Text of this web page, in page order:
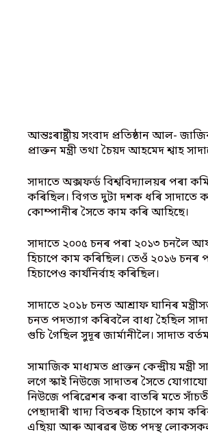
আন্তঃৰাষ্ট্ৰীয় সংবাদ প্ৰতিষ্ঠান আল-
প্ৰাক্তন মন্ত্ৰী তথা চৈয়দ আহমেদ শ্বাহ
সাদাতে অক্সফৰ্ড বিশ্ববিদ্যালয়ৰ পৰা
কৰিছিল। বিগত দুটা দশক ধৰি
কোম্পানীৰ সৈতে কাম কৰি আহিছে।
সাদাতে ২০০৫ চনৰ পৰা ২০১৩ চনলৈ
হিচাপে কাম কৰিছিল। তেওঁ ২০১৬ চনৰ
হিচাপেও কাৰ্যনিৰ্বাহ কৰিছিল।
সাদাতে ২০১৮ চনত আশ্ৰাফ ঘানিৰ
চনত পদত্যাগ কৰিবলৈ বাধ্য হৈছিল
গুচি গৈছিল সুদূৰ জাৰ্মানীলৈ। সাদাত
সামাজিক মাধ্যমত প্ৰাক্তন কেন্দ্ৰীয়
লগে স্কাই নিউজে সাদাতৰ সৈতে
নিউজে পৰিৱেশৰ কৰা বাতৰি মতে
পেছাদাৰী খাদ্য বিতৰক হিচাপে কাম
এছিয়া আৰু আৰৱৰ উচ্চ পদস্থ